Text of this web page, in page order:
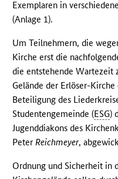
Exemplaren in
(Anlage 1).
Um Teilnehmern, die
Kirche erst die
die entstehende Wartezeit
Gelände der Erlöser-
Beteiligung des
Studentengemeinde (ESG)
Jugenddiakons des
PeterReichmeyer,
Ordnung und Sicherheit in